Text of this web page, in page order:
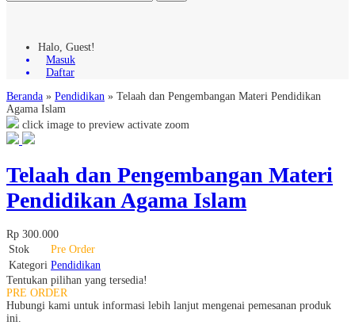
Halo, Guest!
Masuk
Daftar
Beranda » Pendidikan » Telaah dan Pengembangan Materi Pendidikan
Agama Islam
click image to preview activate zoom
Telaah dan Pengembangan Materi
Pendidikan Agama Islam
Rp 300.000
Stok
Pre Order
Kategori Pendidikan
Tentukan pilihan yang tersedia!
PRE ORDER
Hubungi kami untuk informasi lebih lanjut mengenai pemesanan produk
ini.